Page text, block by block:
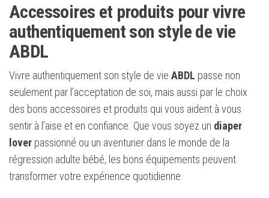
Accessoires et produits pour vivre
authentiquement son style de vie
ABDL
Vivre authentiquement son style de vie ABDL passe non
seulement par l’acceptation de soi, mais aussi par le choix
des bons accessoires et produits qui vous aident à vous
sentir à l’aise et en confiance. Que vous soyez un diaper
lover passionné ou un aventurier dans le monde de la
régression adulte bébé, les bons équipements peuvent
transformer votre expérience quotidienne.